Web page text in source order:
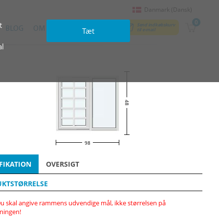
Tæt
Send indkøbskurv
til e‑mail
0
BLOG OM OS KONTAKTER
Danmark (Dansk)
48
98
OVERSIGT
skal angive rammens udvendige mål, ikke størrelsen på